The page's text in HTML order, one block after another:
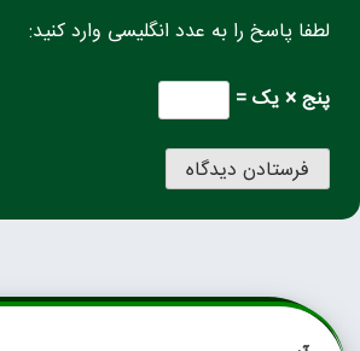
لطفا پاسخ را به عدد انگلیسی وارد کنید:
پنج × یک =